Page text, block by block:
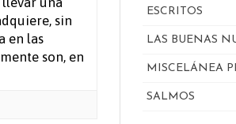
sin
en las
son, en
ESCRITOS
LAS BUENAS
MISCELÁNEA
SALMOS